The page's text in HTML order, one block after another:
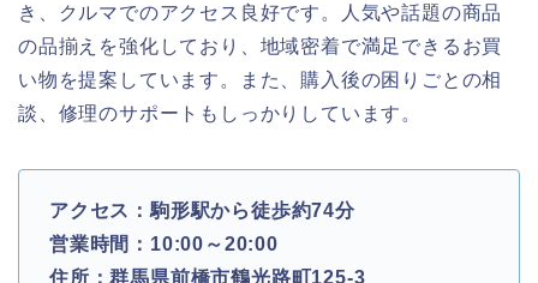
き、クルマでのアクセス良好です。人気や話題の商品
の品揃えを強化しており、地域密着で満足できるお買
い物を提案しています。また、購入後の困りごとの相
談、修理のサポートもしっかりしています。
アクセス：駒形駅から徒歩約74分
営業時間：10:00～20:00
住所：群馬県前橋市鶴光路町125-3